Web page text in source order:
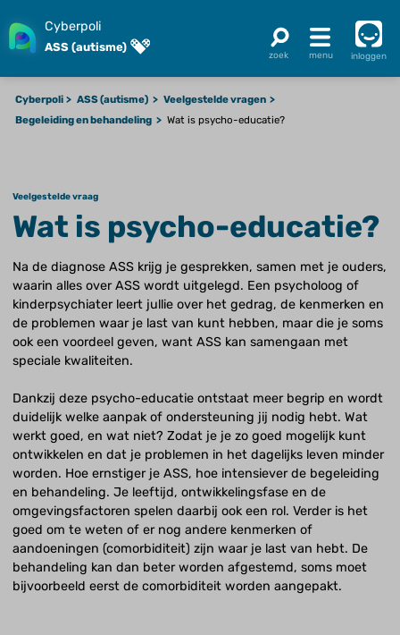
Cyberpoli
ASS (autisme)
inloggen
Cyberpoli ASS (autisme)
Veelgestelde vragen
Begeleiding en behandeling
Wat is psycho-educatie?
Veelgestelde vraag
Wat is psycho-educatie?
Na de diagnose ASS krijg je gesprekken, samen met je ouders,
waarin alles over ASS wordt uitgelegd. Een psycholoog of
kinderpsychiater leert jullie over het gedrag, de kenmerken en
de problemen waar je last van kunt hebben, maar die je soms
ook een voordeel geven, want ASS kan samengaan met
speciale kwaliteiten.
Dankzij deze psycho-educatie ontstaat meer begrip en wordt
duidelijk welke aanpak of ondersteuning jij nodig hebt. Wat
werkt goed, en wat niet? Zodat je je zo goed mogelijk kunt
ontwikkelen en dat je problemen in het dagelijks leven minder
worden. Hoe ernstiger je ASS, hoe intensiever de begeleiding
en behandeling. Je leeftijd, ontwikkelingsfase en de
omgevingsfactoren spelen daarbij ook een rol. Verder is het
goed om te weten of er nog andere kenmerken of
aandoeningen (comorbiditeit) zijn waar je last van hebt. De
behandeling kan dan beter worden afgestemd, soms moet
bijvoorbeeld eerst de comorbiditeit worden aangepakt.